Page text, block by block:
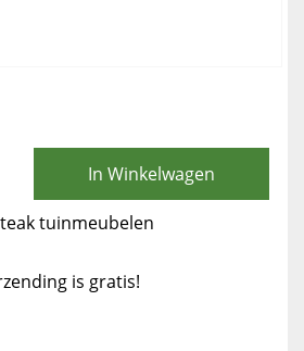
In Winkelwagen
tuinmeubelen
is gratis!